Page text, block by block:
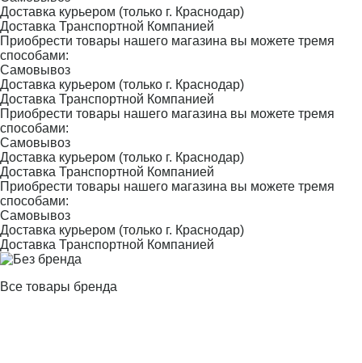
Доставка курьером (только г. Краснодар)
Доставка Транспортной Компанией
Приобрести товары нашего магазина вы можете тремя
способами:
Самовывоз
Доставка курьером (только г. Краснодар)
Доставка Транспортной Компанией
Приобрести товары нашего магазина вы можете тремя
способами:
Самовывоз
Доставка курьером (только г. Краснодар)
Доставка Транспортной Компанией
Приобрести товары нашего магазина вы можете тремя
способами:
Самовывоз
Доставка курьером (только г. Краснодар)
Доставка Транспортной Компанией
Все товары бренда